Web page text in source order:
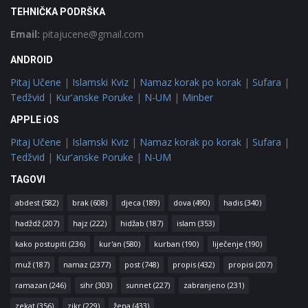
TEHNIČKA PODRŠKA
Email: pitajucene@gmail.com
ANDROID
Pitaj Učene | Islamski Kviz | Namaz korak po korak | Sufara |
Tedžvid | Kur'anske Poruke | N-UM | Minber
APPLE iOS
Pitaj Učene | Islamski Kviz | Namaz korak po korak | Sufara |
Tedžvid | Kur'anske Poruke | N-UM
TAGOVI
abdest (582) brak (608) djeca (189) dova (490) hadis (340)
hadždž (207) hajz (222) hidžab (187) islam (353)
kako postupiti (236) kur'an (580) kurban (190) liječenje (190)
muž (187) namaz (2377) post (748) propis (432) propisi (207)
ramazan (246) sihr (303) sunnet (227) zabranjeno (231)
zekat (356) zikr (229) žena (433)